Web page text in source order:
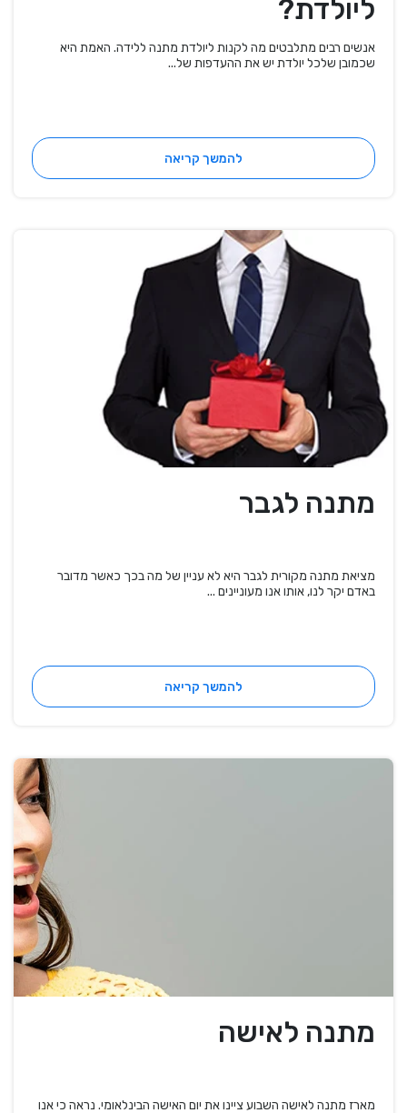
ליולדת?
אנשים רבים מתלבטים מה לקנות ליולדת מתנה ללידה. האמת היא
שכמובן שלכל יולדת יש את ההעדפות של...
להמשך קריאה
מתנה לגבר
מציאת מתנה מקורית לגבר היא לא עניין של מה בכך כאשר מדובר
באדם יקר לנו, אותו אנו מעוניינים ...
להמשך קריאה
מתנה לאישה
מארז מתנה לאישה השבוע ציינו את יום האישה הבינלאומי. נראה כי אנו